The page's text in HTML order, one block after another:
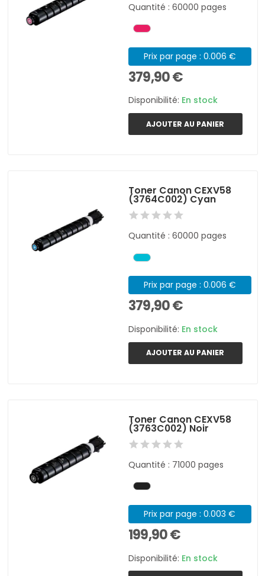
Quantité : 60000 pages
Prix par page : 0.006 €
379,90 €
Disponibilité: En stock
AJOUTER AU PANIER
Toner Canon CEXV58
(3764C002) Cyan
Quantité : 60000 pages
Prix par page : 0.006 €
379,90 €
Disponibilité: En stock
AJOUTER AU PANIER
Toner Canon CEXV58
(3763C002) Noir
Quantité : 71000 pages
Prix par page : 0.003 €
199,90 €
Disponibilité: En stock